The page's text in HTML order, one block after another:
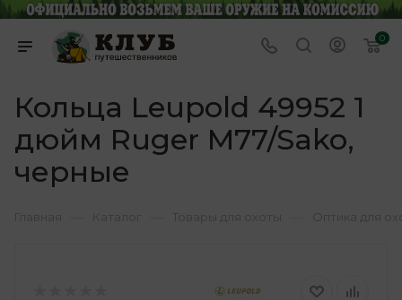
0
Кольца Leupold 49952 1
дюйм Ruger M77/Sako,
черные